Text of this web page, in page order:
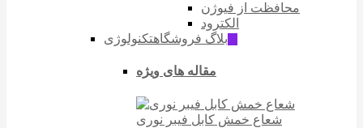
محافظت از فیوژن
الکترود
بلاگ فروشگاهتکنولوژی
مقاله های ویژه
شعاع خمش کابل فیبر نوری